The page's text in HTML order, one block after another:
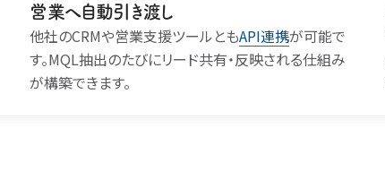
営業へ自動引き渡し
他社のCRMや営業支援ツールともAPI連携が可能で
す。MQL抽出のたびにリード共有・反映される仕組み
が構築できます。